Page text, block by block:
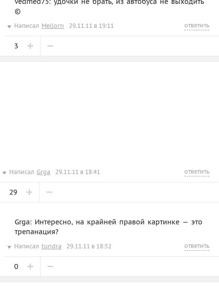
©
Написал Mellorn 29.11.11 в 19:11 ответить
3
Написал Grga 29.11.11 в 18:41 ответить
29
Grga: Интересно, на крайней правой картинке — это
трепанация?
Написал tundra 29.11.11 в 18:52 ответить
0